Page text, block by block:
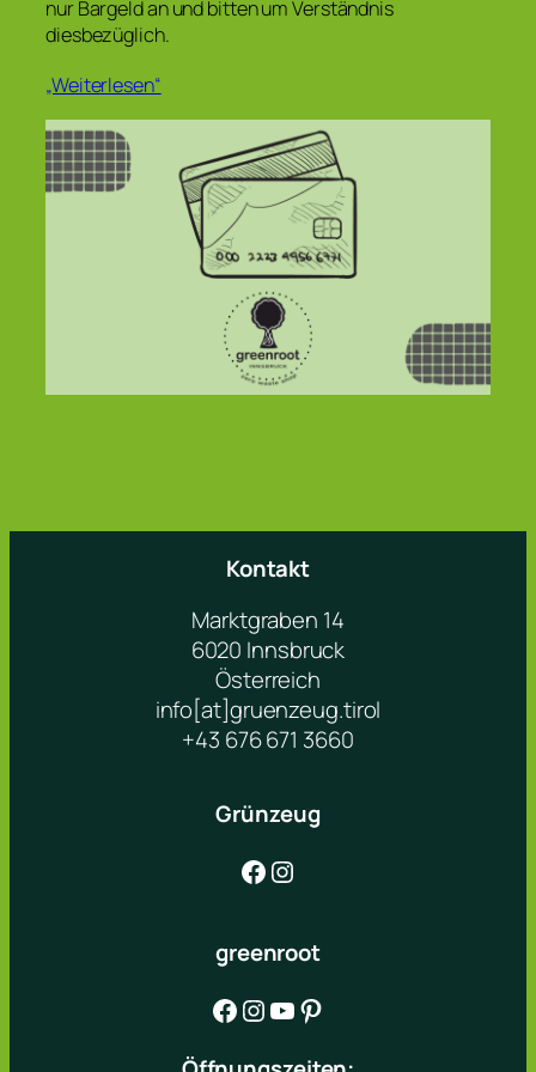
nur Bargeld an und bitten um Verständnis
diesbezüglich.
„Weiterlesen“
Kontakt
Marktgraben 14
6020 Innsbruck
Österreich
info[at]gruenzeug.tirol
+43 676 671 3660
Grünzeug
Facebook Instagram
greenroot
Facebook Instagram YouTube Pinterest